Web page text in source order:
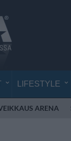
LIFESTYLE
ARENA